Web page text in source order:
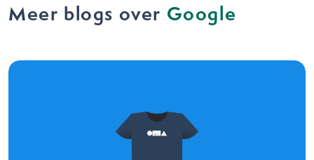
Meer blogs over Google